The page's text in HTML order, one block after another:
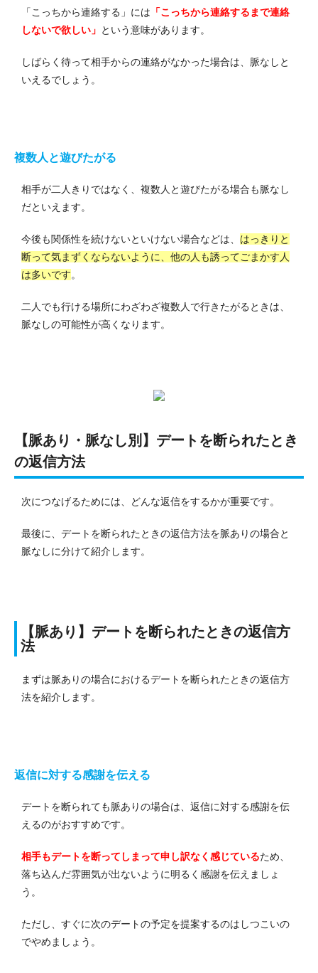
「こっちから連絡する」には 「こっちから連絡するまで連絡
しないで欲しい」 という意味があります。
しばらく待って相手からの連絡がなかった場合は、脈なしと
いえるでしょう。
複数人と遊びたがる
相手が二人きりではなく、複数人と遊びたがる場合も脈なし
だといえます。
今後も関係性を続けないといけない場合などは、 はっきりと
断って気まずくならないように、他の人も誘ってごまかす人
は多いです。
二人でも行ける場所にわざわざ複数人で行きたがるときは、
脈なしの可能性が高くなります。
【脈あり・脈なし別】デートを断られたとき
の返信方法
次につなげるためには、どんな返信をするかが重要です。
最後に、デートを断られたときの返信方法を脈ありの場合と
脈なしに分けて紹介します。
【脈あり】デートを断られたときの返信方
法
まずは脈ありの場合におけるデートを断られたときの返信方
法を紹介します。
返信に対する感謝を伝える
デートを断られても脈ありの場合は、返信に対する感謝を伝
えるのがおすすめです。
相手もデートを断ってしまって申し訳なく感じているため、
落ち込んだ雰囲気が出ないように明るく感謝を伝えましょ
う。
ただし、すぐに次のデートの予定を提案するのはしつこいの
でやめましょう。